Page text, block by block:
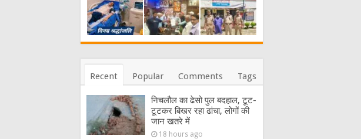
Recent Popular Comments Tags
निचलौल का ढेसो पुल बदहाल, टूट-
टूटकर बिखर रहा ढांचा, लोगों की
जान खतरे में
18 hours ago